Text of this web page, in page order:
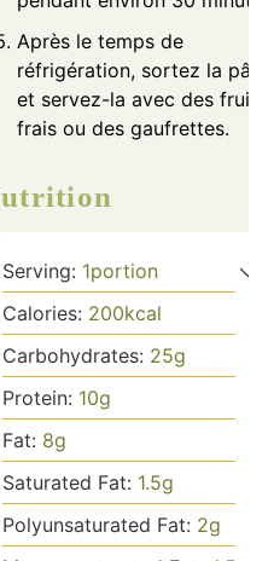
Après le temps de
réfrigération, sortez la pâte
et servez-la avec des fruits
frais ou des gaufrettes.
Nutrition
Serving: 1portion
Calories: 200kcal
Carbohydrates: 25g
Protein: 10g
Fat: 8g
Saturated Fat: 1.5g
Polyunsaturated Fat: 2g